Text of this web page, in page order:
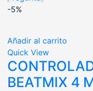
-5%
Añadir al carrito
Quick View
BEATMIX 4